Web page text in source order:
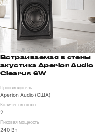
Встраиваемая в стены
акустика Aperion Audio
Clearus 6W
Производитель
Aperion Audio (США)
Количество полос
2
Пиковая мощность
240 Вт